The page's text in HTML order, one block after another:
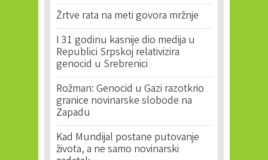
Žrtve rata na meti govora mržnje
I 31 godinu kasnije dio medija u
Republici Srpskoj relativizira
genocid u Srebrenici
Rožman: Genocid u Gazi razotkrio
granice novinarske slobode na
Zapadu
Kad Mundijal postane putovanje
života, a ne samo novinarski